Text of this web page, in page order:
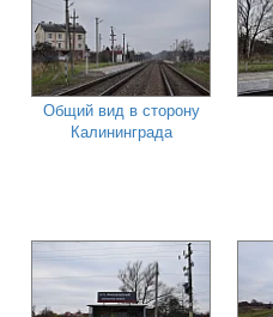
Общий вид в сторону
Калининграда